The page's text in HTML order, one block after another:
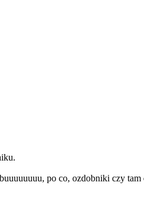
po co, ozdobniki czy tam